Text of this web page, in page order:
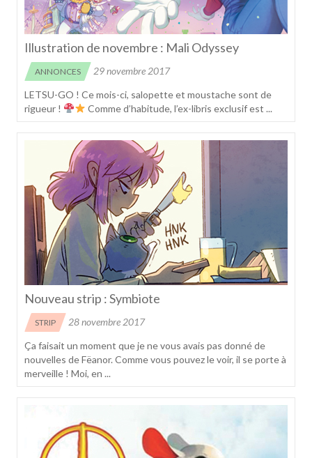
Illustration de novembre : Mali Odyssey
ANNONCES
29 novembre 2017
LETSU-GO ! Ce mois-ci, salopette et moustache sont de
rigueur !
Comme d’habitude, l’ex-libris exclusif est ...
Nouveau strip : Symbiote
STRIP
28 novembre 2017
Ça faisait un moment que je ne vous avais pas donné de
nouvelles de Fëanor. Comme vous pouvez le voir, il se porte à
merveille ! Moi, en ...